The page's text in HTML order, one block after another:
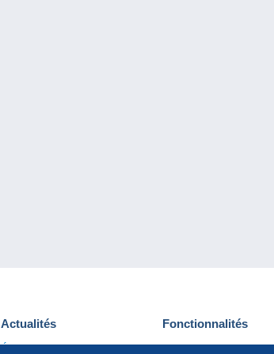
Actualités
Événements Delcampe
Fonctionnalités
Nouveautés